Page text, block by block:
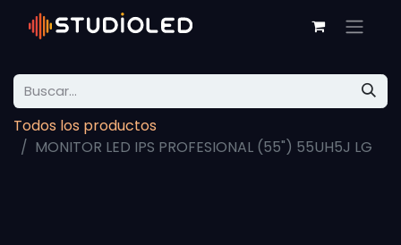
Todos los productos
MONITOR LED IPS PROFESIONAL (55") 55UH5J LG